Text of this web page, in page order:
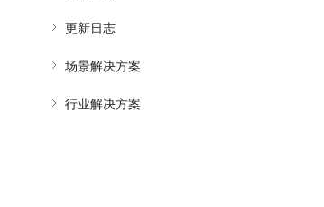
更新日志
场景解决方案
行业解决方案